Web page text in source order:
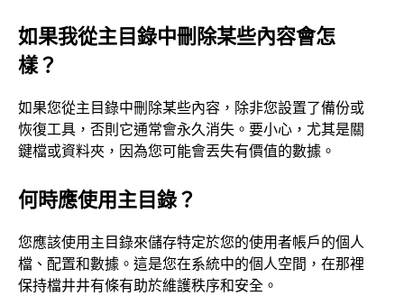
如果我從主目錄中刪除某些內容會怎
樣？
如果您從主目錄中刪除某些內容，除非您設置了備份或
恢復工具，否則它通常會永久消失。要小心，尤其是關
鍵檔或資料夾，因為您可能會丟失有價值的數據。
何時應使用主目錄？
您應該使用主目錄來儲存特定於您的使用者帳戶的個人
檔、配置和數據。這是您在系統中的個人空間，在那裡
保持檔井井有條有助於維護秩序和安全。